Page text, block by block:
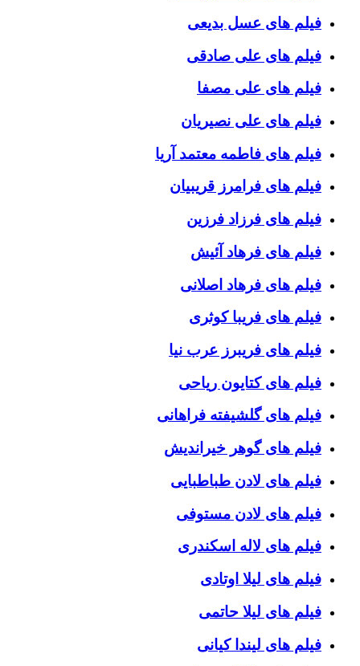
فیلم های عسل بدیعی
فیلم های علی صادقی
فیلم های علی مصفا
فیلم های علی نصیریان
فیلم های فاطمه معتمد آریا
فیلم های فرامرز قریبیان
فیلم های فرزاد فرزین
فیلم های فرهاد آئیش
فیلم های فرهاد اصلانی
فیلم های فریبا کوثری
فیلم های فریبرز عرب نیا
فیلم های کتایون ریاحی
فیلم های گلشیفته فراهانی
فیلم های گوهر خیراندیش
فیلم های لادن طباطبایی
فیلم های لادن مستوفی
فیلم های لاله اسکندری
فیلم های لیلا اوتادی
فیلم های لیلا حاتمی
فیلم های لیندا کیانی